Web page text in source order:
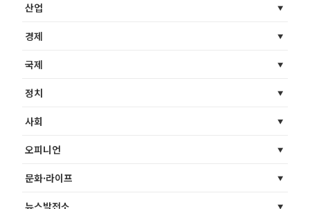
산업
경제
국제
정치
사회
오피니언
문화·라이프